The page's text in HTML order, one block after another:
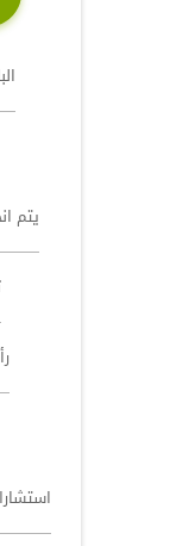
يتم